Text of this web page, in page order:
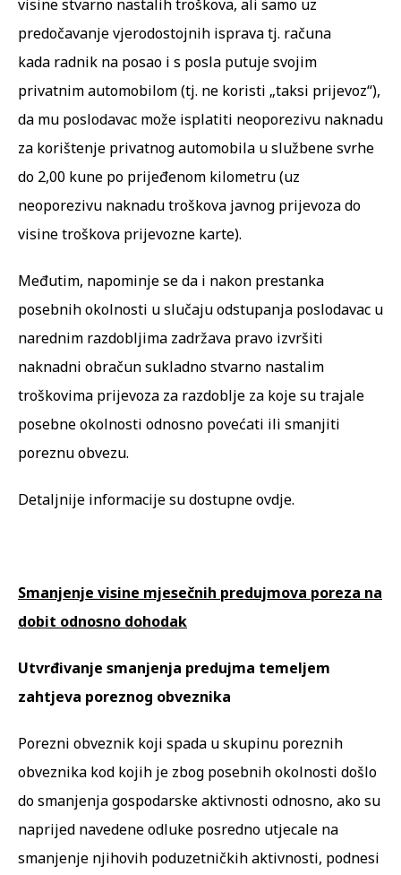
visine stvarno nastalih troškova, ali samo uz
predočavanje vjerodostojnih isprava tj. računa
kada radnik na posao i s posla putuje svojim
privatnim automobilom (tj. ne koristi „taksi prijevoz“),
da mu poslodavac može isplatiti neoporezivu naknadu
za korištenje privatnog automobila u službene svrhe
do 2,00 kune po prijeđenom kilometru (uz
neoporezivu naknadu troškova javnog prijevoza do
visine troškova prijevozne karte).
Međutim, napominje se da i nakon prestanka
posebnih okolnosti u slučaju odstupanja poslodavac u
narednim razdobljima zadržava pravo izvršiti
naknadni obračun sukladno stvarno nastalim
troškovima prijevoza za razdoblje za koje su trajale
posebne okolnosti odnosno povećati ili smanjiti
poreznu obvezu.
Detaljnije informacije su dostupneovdje.
Smanjenje visine mjesečnih predujmova poreza na
dobit odnosno dohodak
Utvrđivanje smanjenja predujma temeljem
zahtjeva poreznog obveznika
Porezni obveznik koji spada u skupinu poreznih
obveznika kod kojih je zbog posebnih okolnosti došlo
do smanjenja gospodarske aktivnosti odnosno, ako su
naprijed navedene odluke posredno utjecale na
smanjenje njihovih poduzetničkih aktivnosti, podnesi